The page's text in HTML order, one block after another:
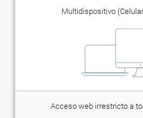
Multidispositivo
Acceso web irrestricto a